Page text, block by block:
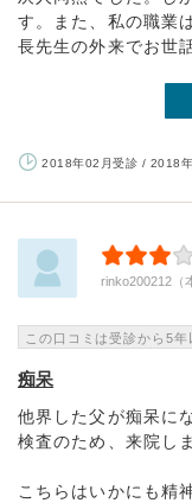
す。また、私の職業
長先生の外来でお世
2018年02月受診 / 2018
rinko200212（
この口コミは受診から5年
痴呆
他界した父が痴呆に
検査のため、来院し
こちらはいかにも精